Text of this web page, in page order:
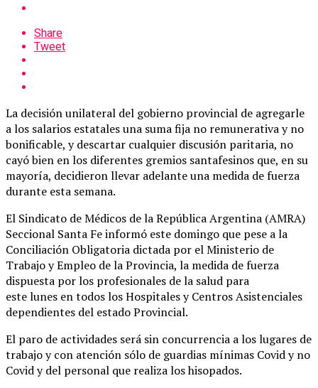
Share
Tweet
La decisión unilateral del gobierno provincial de agregarle
a los salarios estatales una suma fija no remunerativa y no
bonificable, y descartar cualquier discusión paritaria, no
cayó bien en los diferentes gremios santafesinos que, en su
mayoría, decidieron llevar adelante una medida de fuerza
durante esta semana.
El Sindicato de Médicos de la República Argentina (AMRA)
Seccional Santa Fe informó este domingo que pese a la
Conciliación Obligatoria dictada por el Ministerio de
Trabajo y Empleo de la Provincia, la medida de fuerza
dispuesta por los profesionales de la salud para
este lunes en todos los Hospitales y Centros Asistenciales
dependientes del estado Provincial.
El paro de actividades será sin concurrencia a los lugares de
trabajo y con atención sólo de guardias mínimas Covid y no
Covid y del personal que realiza los hisopados.